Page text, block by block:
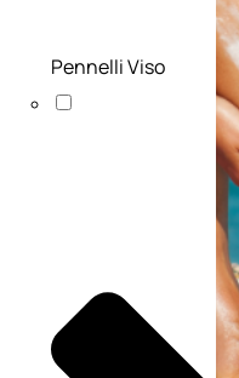
Pennelli Viso